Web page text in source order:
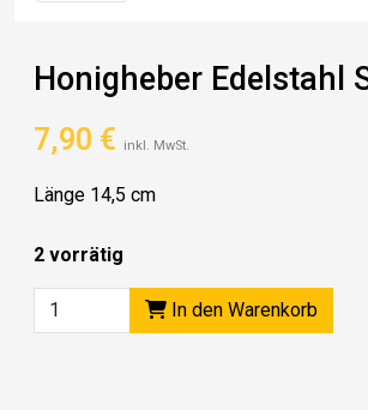
Honigheber Edelstahl
7,90 € inkl. MwSt.
Länge 14,5 cm
2 vorrätig
In den Warenkorb